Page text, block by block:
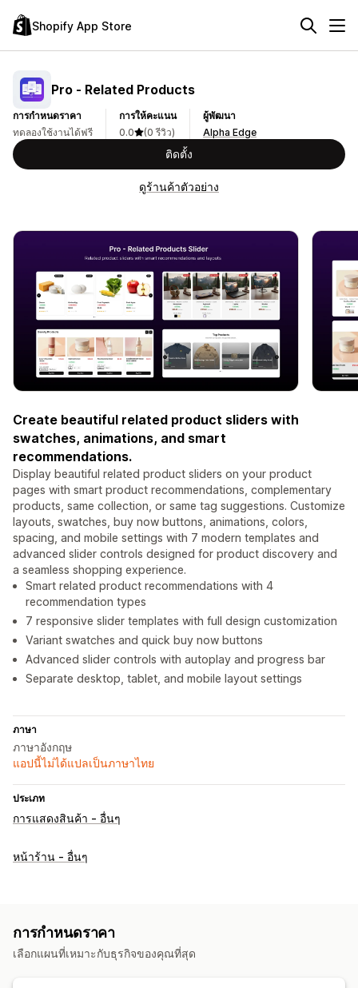
Shopify App Store
Pro ‑ Related Products
การกำหนดราคา
ทดลองใช้งานได้ฟรี
การให้คะแนน
0.0
(0 รีวิว)
ผู้พัฒนา
Alpha Edge
ติดตั้ง
ดูร้านค้าตัวอย่าง
Create beautiful related product sliders with
swatches, animations, and smart
recommendations.
Display beautiful related product sliders on your product
pages with smart product recommendations, complementary
products, same collection, or same tag suggestions. Customize
layouts, swatches, buy now buttons, animations, colors,
spacing, and mobile settings with 7 modern templates and
advanced slider controls designed for product discovery and
a seamless shopping experience.
Smart related product recommendations with 4
recommendation types
7 responsive slider templates with full design customization
Variant swatches and quick buy now buttons
Advanced slider controls with autoplay and progress bar
Separate desktop, tablet, and mobile layout settings
ภาษา
ภาษาอังกฤษ
แอปนี้ไม่ได้แปลเป็นภาษาไทย
ประเภท
การแสดงสินค้า - อื่นๆ
หน้าร้าน - อื่นๆ
การกำหนดราคา
เลือกแผนที่เหมาะกับธุรกิจของคุณที่สุด